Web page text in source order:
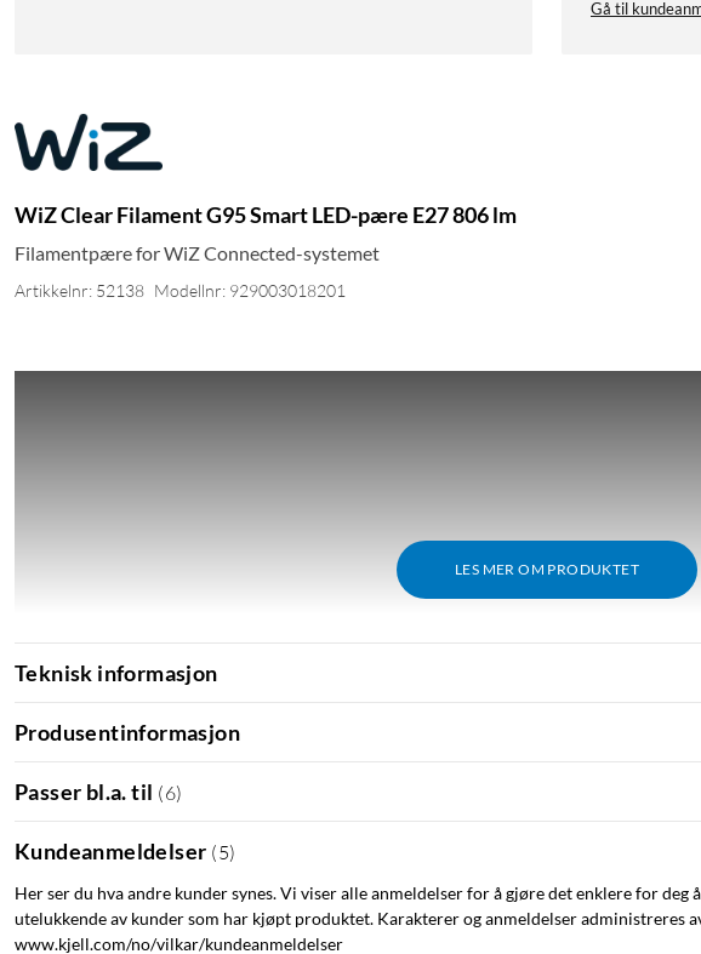
Gå til
WiZ Clear Filament G95 Smart LED-pære E27 806 lm
Filamentpære for WiZ Connected-systemet
Artikkelnr: 52138 Modellnr: 929003018201
LES MER OM PRODUKTET
Teknisk informasjon
Produsentinformasjon
Passer bl.a. til (6)
Kundeanmeldelser (5)
Her ser du hva andre kunder synes. Vi viser alle anmeldelser for å gjøre det enklere for deg
utelukkende av kunder som har kjøpt produktet. Karakterer og anmeldelser administreres
www.kjell.com/no/vilkar/kundeanmeldelser